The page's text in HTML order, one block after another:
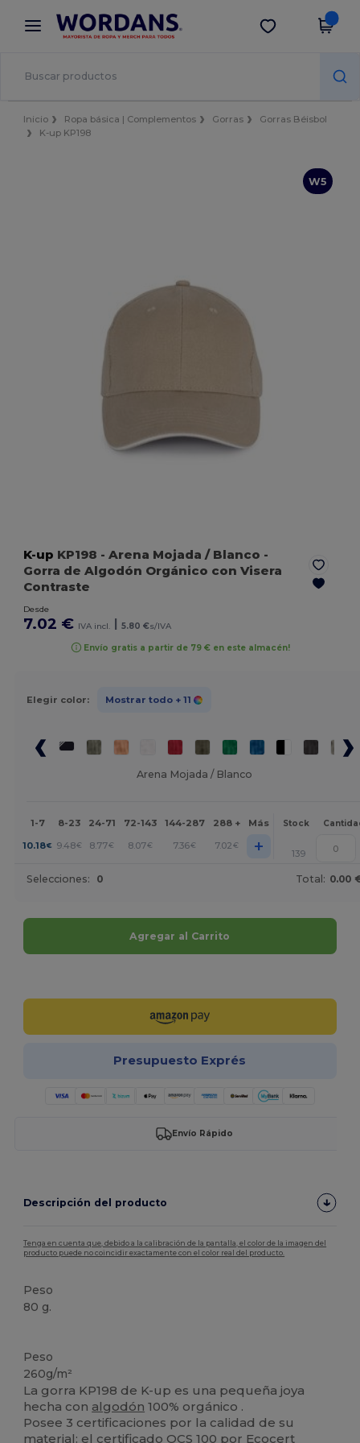
× App de Wordans
¡Mejores precios en app!
Descargar app
Inicio Ropa básica | Complementos Gorras
Gorras Béisbol
K-up KP198
W5
K-up KP198 - Arena Mojada / Blanco -
Gorra de Algodón Orgánico con Visera
Contraste
Desde
7.02 € IVA incl. 5.80 €s/IVA
Envío gratis a partir de 79 € en este almacén!
Elegir color: Mostrar todo + 11
Arena Mojada / Blanco
1-7 8-23 24-71 72-143 144-287 288 + Más Stock
10.18€ 9.48€ 8.77€ 8.07€ 7.36€ 7.02€ + 139
Selecciones: 0 Total: 0.00
Agregar al Carrito
Presupuesto Exprés
Envío Rápido
Descripción del producto
Tenga en cuenta que, debido a la calibración de la pantalla, el color de la imagen del
producto puede no coincidir exactamente con el color real del producto.
Peso
80 g.
Peso
260g/m²
La gorra KP198 de K-up es una pequeña joya
hecha con algodón 100% orgánico .
Posee 3 certificaciones por la calidad de su
material: el certificado OCS 100 por Ecocert